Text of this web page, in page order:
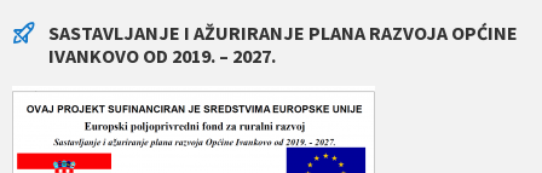
SASTAVLJANJE I AŽURIRANJE PLANA RAZVOJA OPĆINE
IVANKOVO OD 2019. – 2027.